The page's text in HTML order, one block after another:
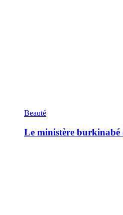
Beauté
Le ministère burkinabé